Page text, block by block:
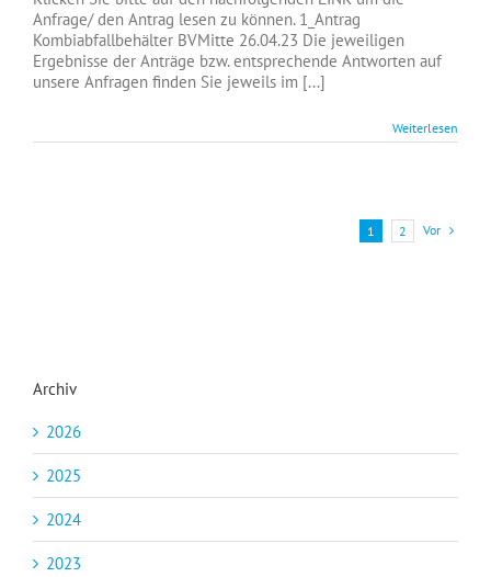
Anfrage/ den Antrag lesen zu können. 1_Antrag
Kombiabfallbehälter BVMitte 26.04.23 Die jeweiligen
Ergebnisse der Anträge bzw. entsprechende Antworten auf
unsere Anfragen finden Sie jeweils im [...]
Weiterlesen
1 2 Vor
Archiv
2026
2025
2024
2023